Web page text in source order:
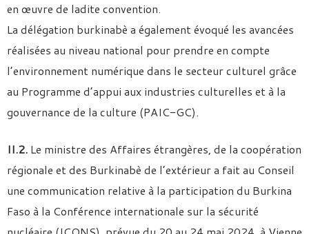
en œuvre de ladite convention.
La délégation burkinabè a également évoqué les avancées
réalisées au niveau national pour prendre en compte
l’environnement numérique dans le secteur culturel grâce
au Programme d’appui aux industries culturelles et à la
gouvernance de la culture (PAIC-GC).
II.2. Le ministre des Affaires étrangères, de la coopération
régionale et des Burkinabè de l’extérieur a fait au Conseil
une communication relative à la participation du Burkina
Faso à la Conférence internationale sur la sécurité